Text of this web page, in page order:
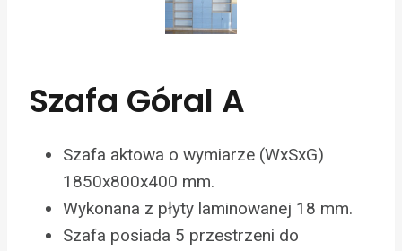
Szafa Góral A
Szafa aktowa o wymiarze (WxSxG)
1850x800x400 mm.
Wykonana z płyty laminowanej 18 mm.
Szafa posiada 5 przestrzeni do